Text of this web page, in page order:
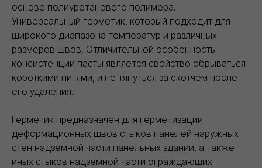
основе полиуретанового полимера.
Универсальный герметик, который подходит для
широкого диапазона температур и различных
размеров швов. Отличительной особенность
консистенции пасты является свойство обрываться
короткими нитями, и не тянуться за скотчем после
его удаления.
Герметик предназначен для герметизации
деформационных швов стыков панелей наружных
стен надземной части панельных здании, а также
иных стыков надземной части ограждаюших
НАВИГАЦИЯ САЙТА
О компании
Каталог
Политика конфиденциальности
Правила продажи Товара
Сухие строительные смеси
Базальтовый утеплитель
Биметаллические радиаторы отопления
Сайт https://ivilan.ru/ носит исключительно информационный
характер и ни при каких условиях не является публичной
офертой, определяемой положениями ГК РФ.